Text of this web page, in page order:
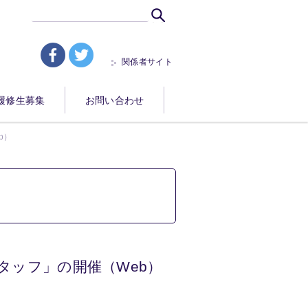
関係者サイト
修生募集 お問い合わせ
フ」の開催（Web）